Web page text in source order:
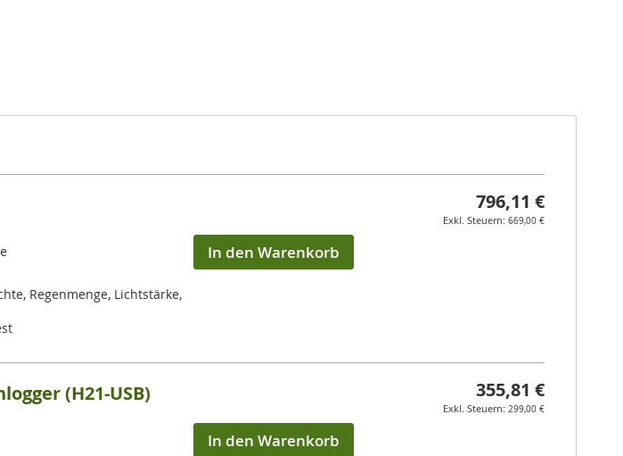
Regenmenge, Lichtstärke,
796,11 €
669,00 €
In den Warenkorb
(H21-USB) 355,81 €
299,00 €
In den Warenkorb